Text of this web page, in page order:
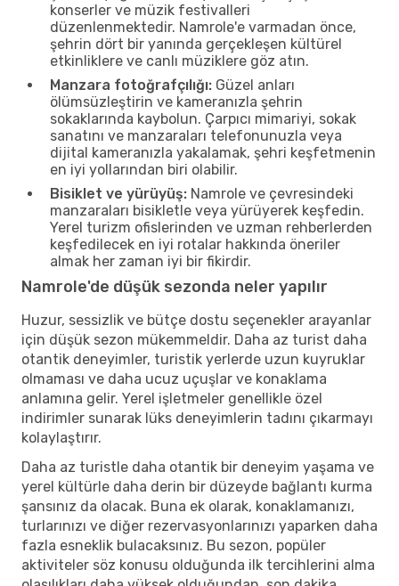
konserler ve müzik festivalleri
düzenlenmektedir. Namrole'e varmadan önce,
şehrin dört bir yanında gerçekleşen kültürel
etkinliklere ve canlı müziklere göz atın.
Manzara fotoğrafçılığı: Güzel anları
ölümsüzleştirin ve kameranızla şehrin
sokaklarında kaybolun. Çarpıcı mimariyi, sokak
sanatını ve manzaraları telefonunuzla veya
dijital kameranızla yakalamak, şehri keşfetmenin
en iyi yollarından biri olabilir.
Bisiklet ve yürüyüş: Namrole ve çevresindeki
manzaraları bisikletle veya yürüyerek keşfedin.
Yerel turizm ofislerinden ve uzman rehberlerden
keşfedilecek en iyi rotalar hakkında öneriler
almak her zaman iyi bir fikirdir.
Namrole'de düşük sezonda neler yapılır
Huzur, sessizlik ve bütçe dostu seçenekler arayanlar
için düşük sezon mükemmeldir. Daha az turist daha
otantik deneyimler, turistik yerlerde uzun kuyruklar
olmaması ve daha ucuz uçuşlar ve konaklama
anlamına gelir. Yerel işletmeler genellikle özel
indirimler sunarak lüks deneyimlerin tadını çıkarmayı
kolaylaştırır.
Daha az turistle daha otantik bir deneyim yaşama ve
yerel kültürle daha derin bir düzeyde bağlantı kurma
şansınız da olacak. Buna ek olarak, konaklamanızı,
turlarınızı ve diğer rezervasyonlarınızı yaparken daha
fazla esneklik bulacaksınız. Bu sezon, popüler
aktiviteler söz konusu olduğunda ilk tercihlerini alma